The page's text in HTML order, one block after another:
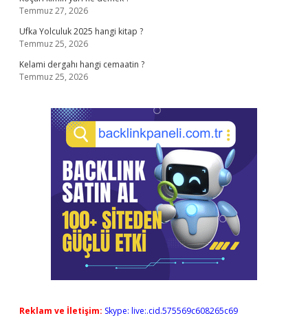
Temmuz 27, 2026
Ufka Yolculuk 2025 hangi kitap ?
Temmuz 25, 2026
Kelami dergahı hangi cemaatin ?
Temmuz 25, 2026
Reklam ve İletişim: Skype: live:.cid.575569c608265c69